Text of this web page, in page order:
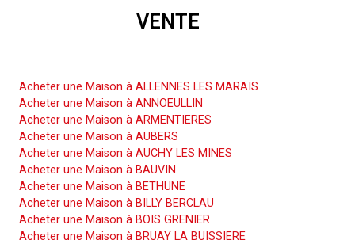
VENTE
Acheter une Maison à ALLENNES LES MARAIS
Acheter une Maison à ANNOEULLIN
Acheter une Maison à ARMENTIERES
Acheter une Maison à AUBERS
Acheter une Maison à AUCHY LES MINES
Acheter une Maison à BAUVIN
Acheter une Maison à BETHUNE
Acheter une Maison à BILLY BERCLAU
Acheter une Maison à BOIS GRENIER
Acheter une Maison à BRUAY LA BUISSIERE